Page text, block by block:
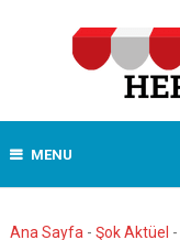
MENU
Ana Sayfa - Şok Aktüel -